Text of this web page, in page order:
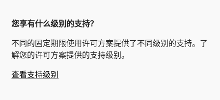
您享有什么级别的支持？
不同的固定期限使用许可方案提供了不同级别的支持。了
解您的许可方案提供的支持级别。
查看支持级别